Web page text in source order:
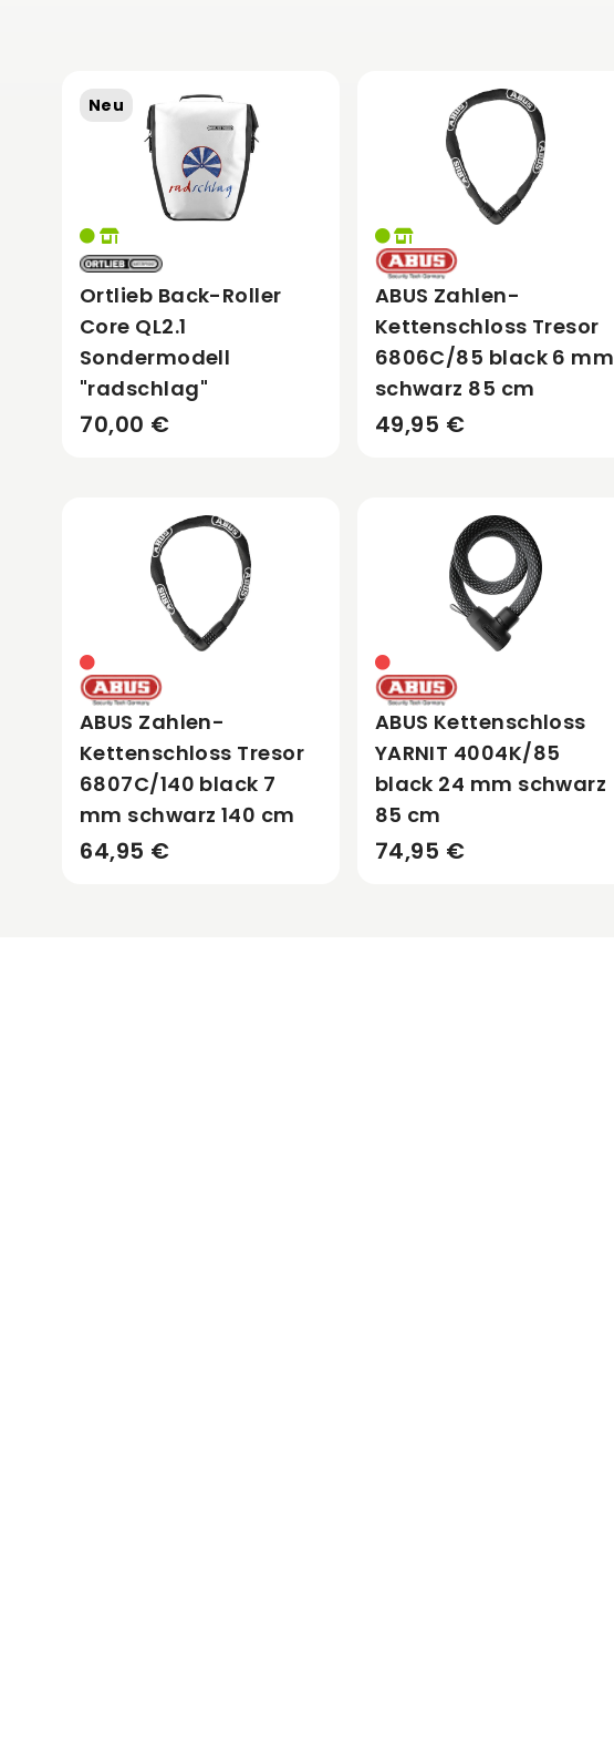
Neu
Ortlieb Back-Roller
Core QL2.1
Sondermodell
"radschlag"
70,00 €
ABUS Zahlen-
Kettenschloss Tresor
6806C/85 black 6 mm
schwarz 85 cm
49,95 €
ABUS Zahlen-
Kettenschloss Tresor
6807C/140 black 7
mm schwarz 140 cm
64,95 €
ABUS Kettenschloss
YARNIT 4004K/85
black 24 mm schwarz
85 cm
74,95 €